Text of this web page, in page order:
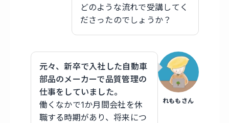
どのような流れで受講してく
ださったのでしょうか？
れももさん
元々、新卒で入社した自動車
部品のメーカーで品質管理の
仕事をしていました。
働くなかで1か月間会社を休
職する時期があり、将来につ